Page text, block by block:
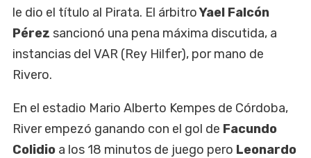
le dio el título al Pirata. El árbitroYael Falcón
Pérez sancionó una pena máxima discutida, a
instancias del VAR (Rey Hilfer), por mano de
Rivero.
En el estadio Mario Alberto Kempes de Córdoba,
River empezó ganando con el gol de Facundo
Colidio a los 18 minutos de juego pero Leonardo